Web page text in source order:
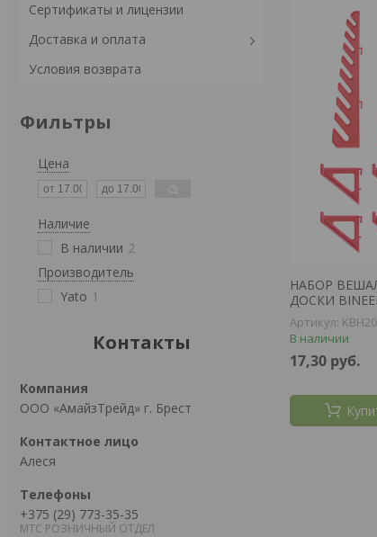
Сертификаты и лицензии
Доставка и оплата
Условия возврата
Фильтры
Цена
Наличие
В наличии 2
Производитель
Yato 1
Контакты
ООО «АмайзТрейд» г. Брест
Алеся
+375 (29) 773-35-35
МТС РОЗНИЧНЫЙ ОТДЕЛ
НАБОР
ДОСКИ
KBH20
В наличии
17,30 руб.